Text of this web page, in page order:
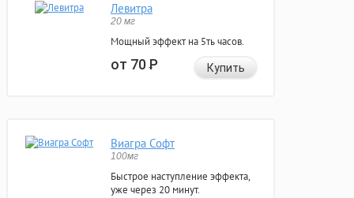
Левитра
20 мг
Мощный эффект на 5ть часов.
от 70Р Купить
Виагра Софт
100мг
Быстрое наступление эффекта,
уже через 20 минут.